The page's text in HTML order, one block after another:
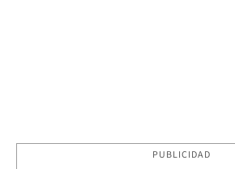
PUBLICIDAD